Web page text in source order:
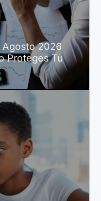
2026
Proteges Tu